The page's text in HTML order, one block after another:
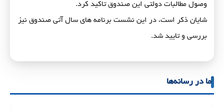
وصول مطالبات دولتی این صندوق تاکید کرد.
شایان ذکر است، در این نشست برنامه های سال آتی صندوق نیز
بررسی و تایید شد.
ما در رسانه‌ها